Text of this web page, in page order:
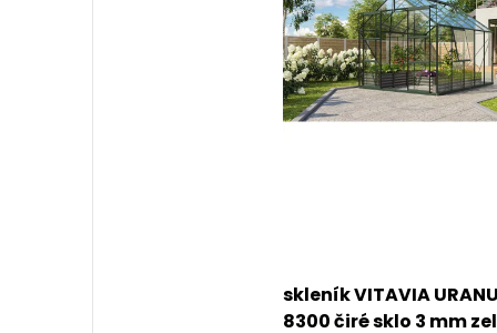
skleník VITAVIA
8300 čiré sklo 3 mm